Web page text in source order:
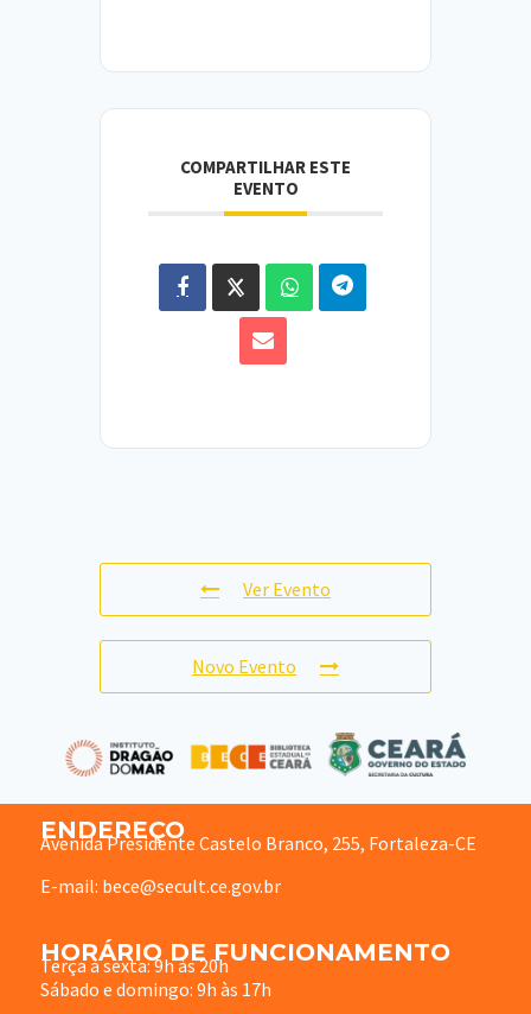
COMPARTILHAR ESTE
EVENTO
Ver Evento
Novo Evento
ENDEREÇO
Avenida Presidente Castelo Branco, 255, Fortaleza-CE
E-mail: bece@secult.ce.gov.br
HORÁRIO DE FUNCIONAMENTO
Terça à sexta: 9h às 20h
Sábado e domingo: 9h às 17h